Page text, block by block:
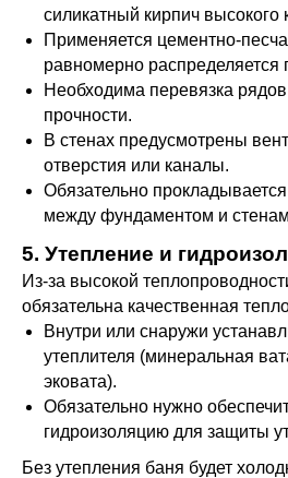
силикатный кирпич высокого
Применяется цементно-
равномерно
Необходима перевязка
прочности.
В стенах предусмотрены
отверстия или каналы.
Обязательно
между фундаментом и
5. Утепление и
Из-за высокой
обязательна качественная
Внутри или снаружи
утеплителя (минеральная
эковата).
Обязательно нужно
гидроизоляцию для защиты
Без утепления баня будет